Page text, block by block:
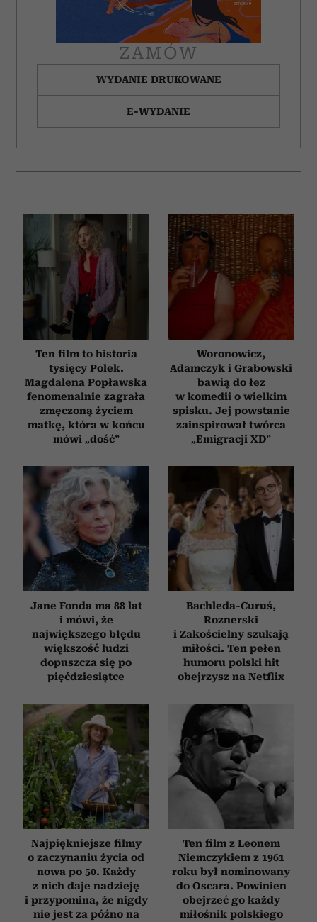
ZAMÓW
WYDANIE DRUKOWANE
E-WYDANIE
Ten film to historia
tysięcy Polek.
Magdalena Popławska
fenomenalnie zagrała
zmęczoną życiem
matkę, która w końcu
mówi „dość”
Woronowicz,
Adamczyk i Grabowski
bawią do łez
w komedii o wielkim
spisku. Jej powstanie
zainspirował twórca
„Emigracji XD”
Jane Fonda ma 88 lat
i mówi, że
największego błędu
większość ludzi
dopuszcza się po
pięćdziesiątce
Bachleda-Curuś,
Roznerski
i Zakościelny szukają
miłości. Ten pełen
humoru polski hit
obejrzysz na Netflix
Najpiękniejsze filmy
o zaczynaniu życia od
nowa po 50. Każdy
z nich daje nadzieję
i przypomina, że nigdy
nie jest za późno na
Ten film z Leonem
Niemczykiem z 1961
roku był nominowany
do Oscara. Powinien
obejrzeć go każdy
miłośnik polskiego